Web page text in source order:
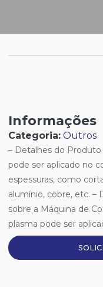
Informações
Categoria: Outros
– Detalhes do
pode ser aplicado no
espessuras, como
alumínio, cobre, etc. –
sobre a Máquina de
plasma pode ser